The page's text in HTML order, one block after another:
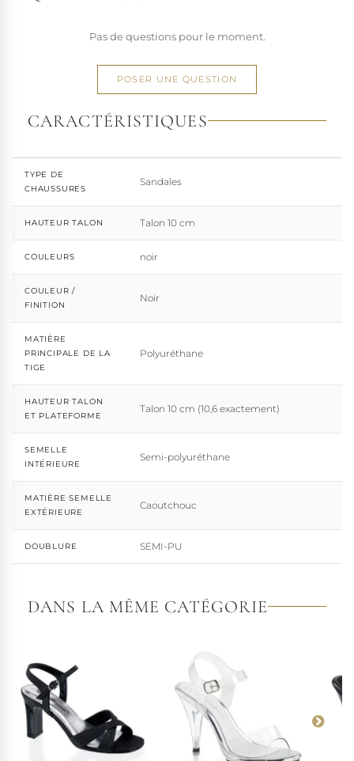
Pas de questions pour le moment.
POSER UNE QUESTION
CARACTÉRISTIQUES
TYPE DE
CHAUSSURES
Sandales
HAUTEUR TALON Talon 10 cm
COULEURS noir
COULEUR /
FINITION
Noir
MATIÈRE
PRINCIPALE DE LA
TIGE
Polyuréthane
HAUTEUR TALON
ET PLATEFORME
Talon 10 cm (10,6 exactement)
SEMELLE
INTÉRIEURE
Semi-polyuréthane
MATIÈRE SEMELLE
EXTÉRIEURE
Caoutchouc
DOUBLURE SEMI-PU
DANS LA MÊME CATÉGORIE